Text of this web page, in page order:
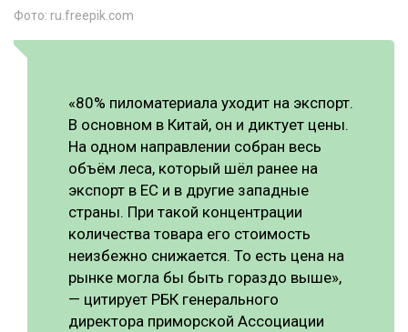
Фото: ru.freepik.com
«80% пиломатериала уходит на экспорт.
В основном в Китай, он и диктует цены.
На одном направлении собран весь
объём леса, который шёл ранее на
экспорт в ЕС и в другие западные
страны. При такой концентрации
количества товара его стоимость
неизбежно снижается. То есть цена на
рынке могла бы быть гораздо выше»,
— цитирует РБК генерального
директора приморской Ассоциации